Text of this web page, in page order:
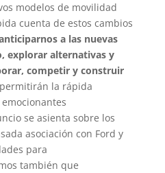
modelos de movilidad
cuenta de estos cambios
a las nuevas
explorar alternativas y
competir y construir
la rápida
se asienta sobre los
asociación con Ford y
para
también que